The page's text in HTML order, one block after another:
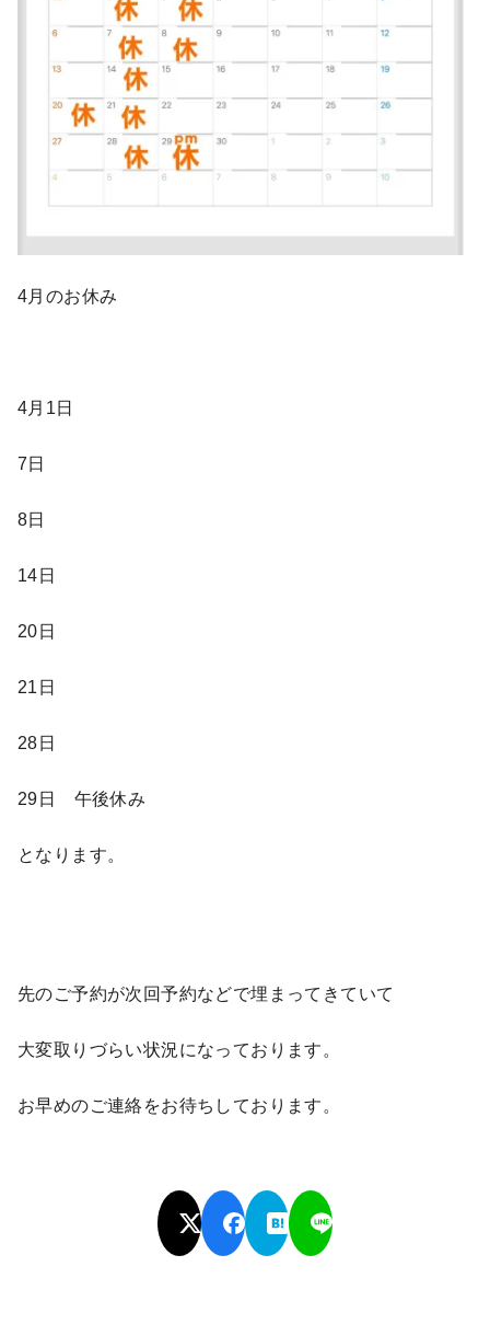
4月のお休み
4月1日
7日
8日
14日
20日
21日
28日
29日 午後休み
となります。
先のご予約が次回予約などで埋まってきていて
大変取りづらい状況になっております。
お早めのご連絡をお待ちしております。